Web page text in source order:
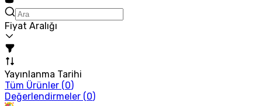
Fiyat Aralığı
Yayınlanma Tarihi
Tüm Ürünler (0)
Değerlendirmeler (0)